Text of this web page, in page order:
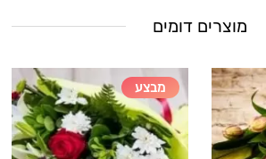
מוצרים דומים
מבצע